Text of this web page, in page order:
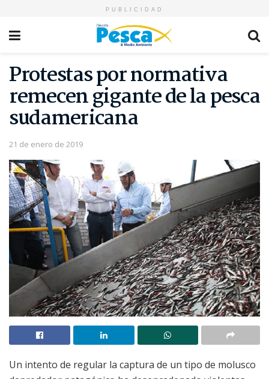
PUBLICIDAD
Protestas por normativa
remecen gigante de la pesca
sudamericana
21 de enero de 2019
Un intento de regular la captura de un tipo de molusco